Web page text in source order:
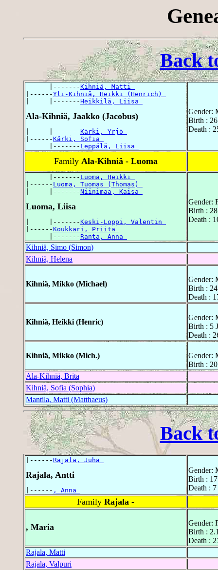
Back
      |-------
Kihniä, Matti
|------Yli-Kihniä, Heikki (Henrich)
|     |-------Heikkilä, Liisa
Ala-Kihniä, Jaakko (Jacobus)
|     |-------Kärki, Yrjö
|------Kärki, Sofia
      |-------
Leppälä, Liisa
Gender:
Birth :
Death :
Family Ala-Kihniä - Luoma
      |-------
Luoma, Heikki
|------ Luoma, Tuomas (Thomas)
|     |-------Niinimaa, Kaisa
Luoma, Liisa
|     |-------Keski-Loppi, Valentin
|------Koukkari, Priita
      |-------
Ranta, Anna
Gender:
Birth :
Death :
Kihniä, Simo (Simon)
Kihniä, Helena
Kihniä, Mikko (Michael)
Gender:
Birth :
Death :
Kihniä, Heikki (Henric)
Gender:
Birth : 5
Death :
Kihniä, Mikko (Mich.)
Gender:
Birth :
Ala-Kihniä, Brita
Kihniä, Sofia (Sophia)
Mantila, Matti (Matthaeus)
Back
|------Rajala, Juha
Rajala, Antti
|------ , Anna
Gender:
Birth :
Death :
Family Rajala -
, Maria
Gender:
Birth :
Death :
Rajala, Matti
Rajala, Valpuri